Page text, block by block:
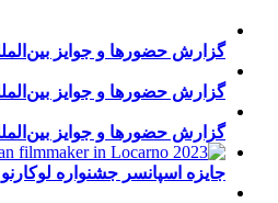
گزارش حضورها و جوایز بین‌المللی
گزارش حضورها و جوایز بین‌المللی
گزارش حضورها و جوایز بین‌المللی
جایزه اسپانسر جشنواره